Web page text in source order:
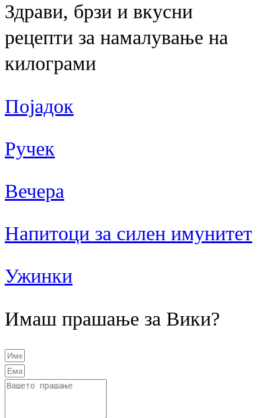
Здрави, брзи и вкусни
рецепти за намалување на
килограми
Појадок
Ручек
Вечера
Напитоци за силен имунитет
Ужинки
Имаш прашање за Вики?